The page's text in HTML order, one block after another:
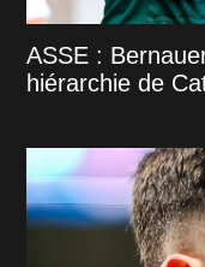
ASSE :
hiérarchie de